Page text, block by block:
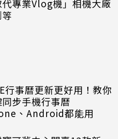
專業Vlog機」相機大廠
行事曆更新更好用！教你
步手機行事曆
、Android都能用